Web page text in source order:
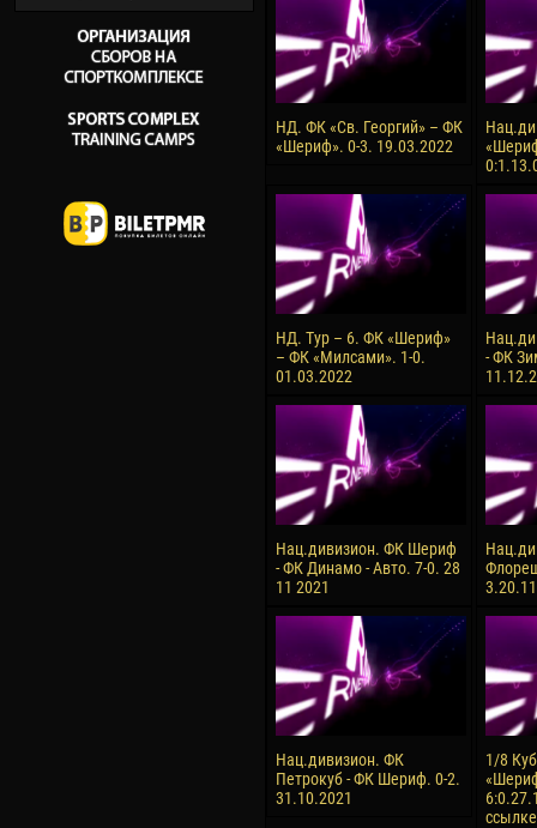
НД. ФК «Св. Георгий» – ФК
«Шериф». 0-3. 19.03.2022
НД. Тур – 6. ФК «Шериф»
– ФК «Милсами». 1-0.
01.03.2022
- ФК
Нац.дивизион. ФК Шериф
- ФК Динамо - Авто. 7-0. 28
11 2021
Нац.дивизион. ФК
Петрокуб - ФК Шериф. 0-2.
31.10.2021
1/8
ссылке